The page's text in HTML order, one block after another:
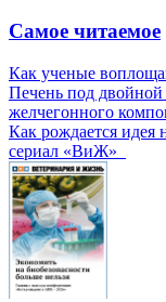
Самое читаемое
Как ученые
Печень под двойной
желчегонного
Как рождается идея
сериал «ВиЖ»